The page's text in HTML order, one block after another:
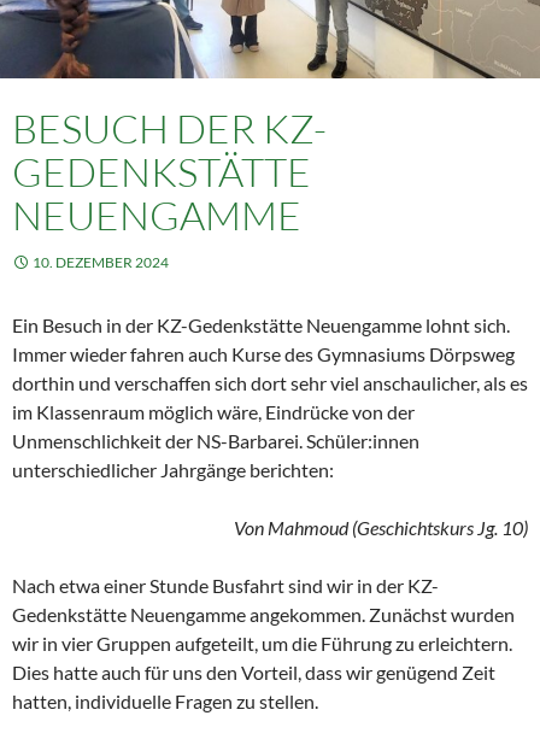
BESUCH DER KZ-
GEDENKSTÄTTE
NEUENGAMME
10. DEZEMBER 2024
Ein Besuch in der KZ-Gedenkstätte Neuengamme lohnt sich.
Immer wieder fahren auch Kurse des Gymnasiums Dörpsweg
dorthin und verschaffen sich dort sehr viel anschaulicher, als es
im Klassenraum möglich wäre, Eindrücke von der
Unmenschlichkeit der NS-Barbarei. Schüler:innen
unterschiedlicher Jahrgänge berichten:
Von Mahmoud (Geschichtskurs Jg. 10)
Nach etwa einer Stunde Busfahrt sind wir in der KZ-
Gedenkstätte Neuengamme angekommen. Zunächst wurden
wir in vier Gruppen aufgeteilt, um die Führung zu erleichtern.
Dies hatte auch für uns den Vorteil, dass wir genügend Zeit
hatten, individuelle Fragen zu stellen.